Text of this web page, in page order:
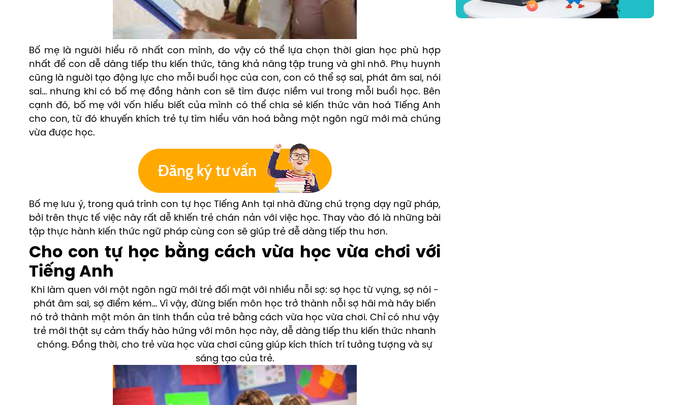
Bố mẹ là người hiểu rõ nhất con mình, do vậy có thể lựa chọn thời gian học phù hợp
nhất để con dễ dàng tiếp thu kiến thức, tăng khả năng tập trung và ghi nhớ. Phụ huynh
cũng là người tạo động lực cho mỗi buổi học của con, con có thể sợ sai, phát âm sai, nói
sai… nhưng khi có bố mẹ đồng hành con sẽ tìm được niềm vui trong mỗi buổi học. Bên
cạnh đó, bố mẹ với vốn hiểu biết của mình có thể chia sẻ kiến thức văn hoá Tiếng Anh
cho con, từ đó khuyến khích trẻ tự tìm hiểu văn hoá bằng một ngôn ngữ mới mà chúng
vừa được học.
Bố mẹ lưu ý, trong quá trình con tự học Tiếng Anh tại nhà đừng chú trọng dạy ngữ pháp,
bởi trên thực tế việc này rất dễ khiến trẻ chán nản với việc học. Thay vào đó là những bài
tập thực hành kiến thức ngữ pháp cùng con sẽ giúp trẻ dễ dàng tiếp thu hơn.
Cho con tự học bằng cách vừa học vừa chơi với
Tiếng Anh
Khi làm quen với một ngôn ngữ mới trẻ đối mặt với nhiều nỗi sợ: sợ học từ vựng, sợ nói -
phát âm sai, sợ điểm kém… Vì vậy, đừng biến môn học trở thành nỗi sợ hãi mà hãy biến
nó trở thành một món ăn tinh thần của trẻ bằng cách vừa học vừa chơi. Chỉ có như vậy
trẻ mới thật sự cảm thấy hào hứng với môn học này, dễ dàng tiếp thu kiến thức nhanh
chóng. Đồng thời, cho trẻ vừa học vừa chơi cũng giúp kích thích trí tưởng tượng và sự
sáng tạo của trẻ.